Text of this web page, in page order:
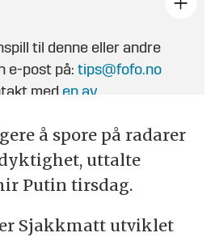
til denne eller andre
e-post på:tips@fofo.no
med en av
å spore på radarer
uttalte
Putin tirsdag.
Sjakkmatt utviklet